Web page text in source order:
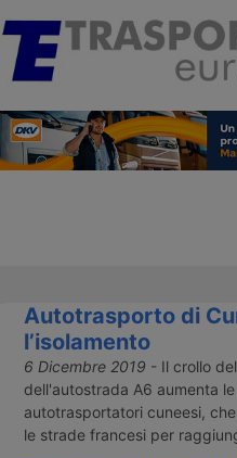
Autotrasporto di
l’isolamento
6 Dicembre 2019 - Il crollo
dell'autostrada A6 aumenta
autotrasportatori cuneesi,
le strade francesi per